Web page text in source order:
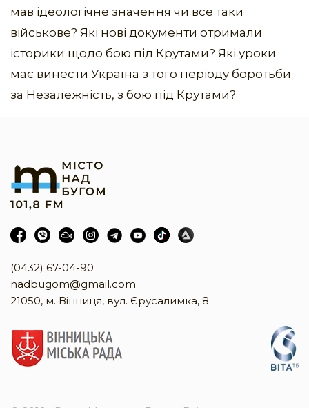
мав ідеологічне значення чи все таки
військове? Які нові документи отримали
історики щодо бою під Крутами? Які уроки
має винести Україна з того періоду боротьби
за Незалежність, з бою під Крутами?
(0432) 67-04-90
nadbugom@gmail.com
21050, м. Вінниця, вул. Єрусалимка, 8